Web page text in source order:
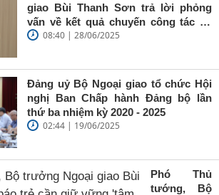
giao Bùi Thanh Sơn trả lời phỏng
vấn về kết quả chuyến công tác tại
Trung Quốc của Thủ tướng Chính
08:40 | 28/06/2025
Đảng uỷ Bộ Ngoại giao tổ chức Hội
nghị Ban Chấp hành Đảng bộ lần
thứ ba nhiệm kỳ 2020 - 2025
02:44 | 19/06/2025
Phó Thủ
tướng, Bộ